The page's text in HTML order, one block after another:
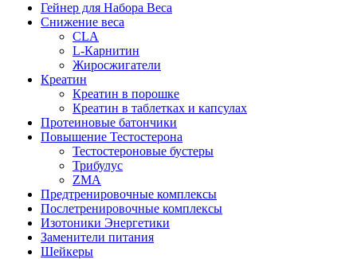
Гейнер для Набора Веса
Снижение веса
CLA
L-Карнитин
Жиросжигатели
Креатин
Креатин в порошке
Креатин в таблетках и капсулах
Протеиновые батончики
Повышение Тестостерона
Тестостероновые бустеры
Трибулус
ZMA
Предтренировочные комплексы
Послетренировочные комплексы
Изотоники Энергетики
Заменители питания
Шейкеры